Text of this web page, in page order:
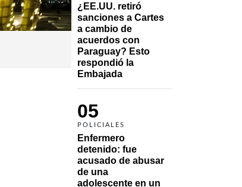
¿EE.UU. retiró
sanciones a Cartes
a cambio de
acuerdos con
Paraguay? Esto
respondió la
Embajada
05
POLICIALES
Enfermero
detenido: fue
acusado de abusar
de una
adolescente en un